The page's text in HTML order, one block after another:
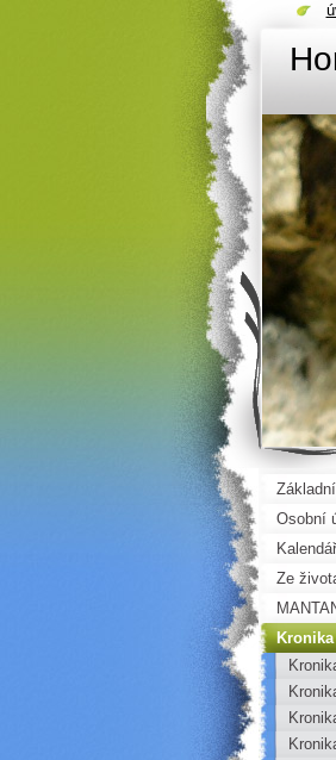
Osobní
Ze
Kronika